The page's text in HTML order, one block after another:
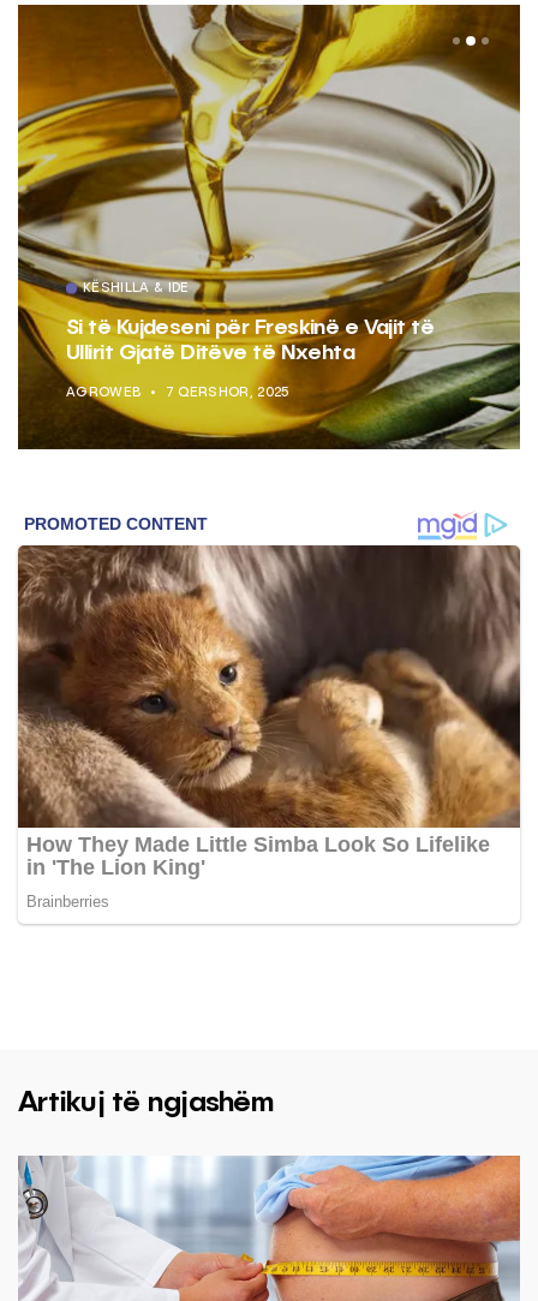
KËSHILLA & IDE
Pse Nuk Duhet të Përdorni Letrën e
Aluminit për Ruajtjen e Ushqimeve
AGROWEB 7 QERSHOR, 2025
Artikuj të ngjashëm